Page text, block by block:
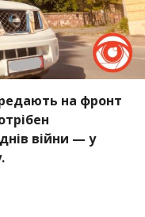
на фронт
війни — у